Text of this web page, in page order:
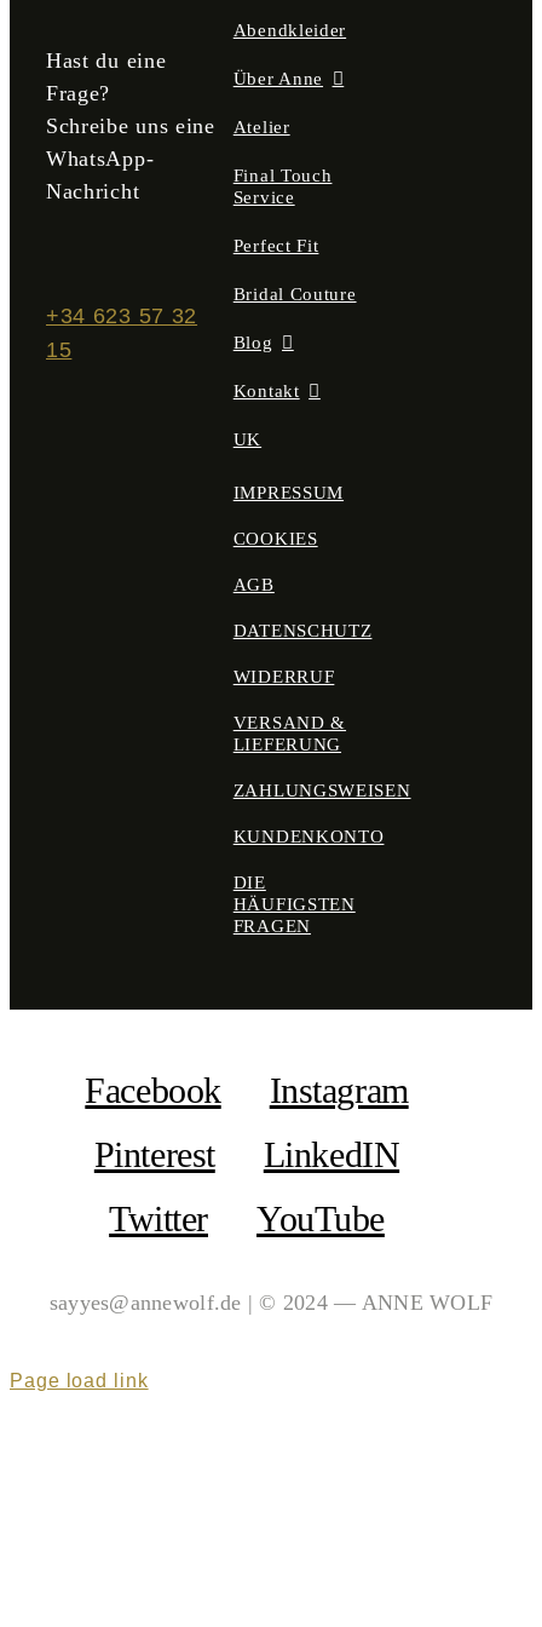
werden
Hast du eine
Frage?
Schreibe uns eine
WhatsApp-
Nachricht
+34 623 57 32
15
Abendkleider
Über Anne
Atelier
Final Touch
Service
Perfect Fit
Bridal Couture
Blog
Kontakt
UK
IMPRESSUM
COOKIES
AGB
DATENSCHUTZ
WIDERRUF
VERSAND &
LIEFERUNG
ZAHLUNGSWEISEN
KUNDENKONTO
DIE
HÄUFIGSTEN
FRAGEN
Facebook
Instagram
Pinterest
LinkedIN
Twitter
YouTube
sayyes@annewolf.de | © 2024 — ANNE WOLF
Page load link